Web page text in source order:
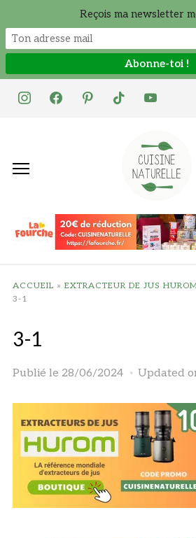
instagramfacebookpinteresttiktok youtube
ACCUEIL » EXTRACTEUR DE JUS
3-1
3-1
Publié le 28/06/2024 Updated
Reçois ma newsletter